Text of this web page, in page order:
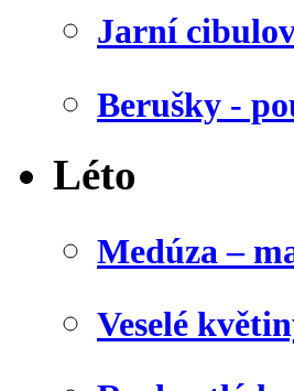
Jarní
Berušky -
Léto
Medúza –
Veselé